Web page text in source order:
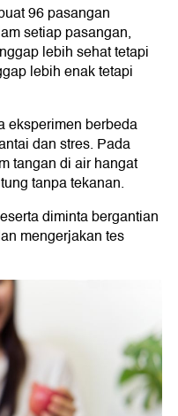
96 pasangan
setiap pasangan,
lebih sehat tetapi
lebih enak tetapi
eksperimen berbeda
dan stres. Pada
tangan di air hangat
tanpa tekanan.
diminta bergantian
mengerjakan tes